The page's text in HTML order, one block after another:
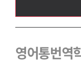
영어통번